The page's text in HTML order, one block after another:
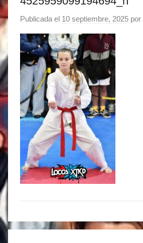
Publicada el 10 septiembre, 2025 por